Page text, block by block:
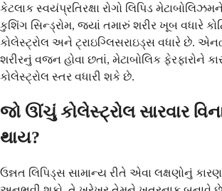
કેટલાક સ્વયંપ્રતિરક્ષા રોગો લિપિડ
કુશિંગ સિન્ડ્રોમ, જ્યાં તમારું શરીર ખૂબ વધારે
કોલેસ્ટ્રોલ અને ટ્રાઇગ્લિસરાઇડ્સ વધારે છે.
શરીરનું વજન હોવા છતાં, મેટાબોલિક ફેરફારોને
કોલેસ્ટ્રોલ સ્તર વધારી શકે છે.
જો ઊંચું કોલેસ્ટ્રોલ સારવાર
થાય?
ઉન્નત લિપિડ્સ સામાન્ય રીતે એવા લક્ષણોનું